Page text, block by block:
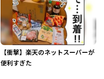
【衝撃】楽天のネットスーパーが
便利すぎた